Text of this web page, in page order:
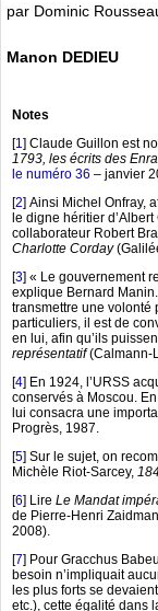
par Dominic
Manon DEDIEU
Notes
[1] Claude Guillon est
1793, les écrits des
le numéro 36 – janvier
[2] Ainsi Michel Onfray,
le digne héritier
collaborateur Robert
Charlotte Corday
[3] « Le gouvernement
explique Bernard
transmettre une volonté
particuliers, il est de
en lui, afin qu’ils
représentatif(Calmann-
[4] En 1924, l’URSS
conservés à Moscou.
lui consacra une
Progrès, 1987.
[5] Sur le sujet, on
Michèle Riot-Sarcey,
[6] Lire Le Mandat
de Pierre-Henri
2008).
[7] Pour Gracchus
besoin n’impliquait
les plus forts se
etc.), cette égalité dans